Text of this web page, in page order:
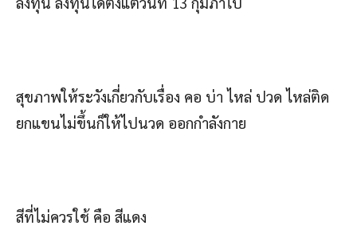
สุขภาพให้ระวังเกี่ยวกับเรื่อง คอ บ่า ไหล่ ปวด ไหล่ติด
ยกแขนไม่ขึ้นก็ให้ไปนวด ออกกำลังกาย
สีที่ไม่ควรใช้ คือ สีแดง